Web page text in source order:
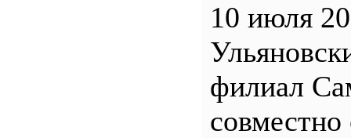
10 июля
филиал